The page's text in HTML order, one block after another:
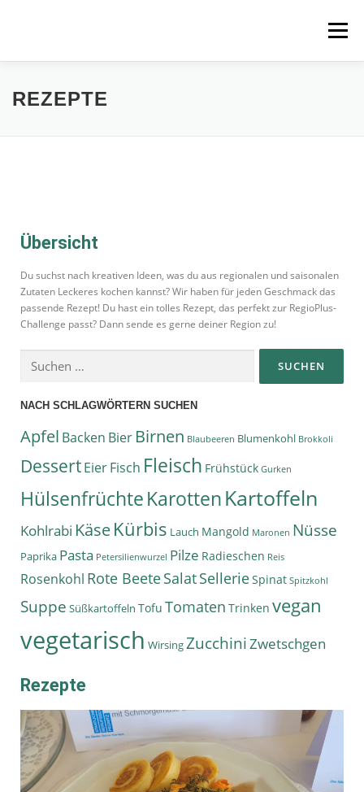
Menü
STARTSEITE
REZEPTE
Übersicht
Du suchst nach kreativen Ideen, was du aus regionalen und saisonalen
Zutaten Leckeres kochen kannst? Wir haben für jeden Geschmack das
passende Rezept! Du hast ein tolles Rezept, das perfekt zur RegioPlus-
Challenge passt? Dann sende es gerne deiner Region zu!
NACH SCHLAGWÖRTERN SUCHEN
Apfel Backen Bier Birnen Blaubeeren Blumenkohl Brokkoli
DessertEierFisch Fleisch Frühstück Gurken
HülsenfrüchteKarottenKartoffeln
Kohlrabi KäseKürbis Lauch Mangold Maronen Nüsse
Paprika Pasta Petersilienwurzel Pilze Radieschen Reis
Rosenkohl Rote BeeteSalatSellerieSpinat Spitzkohl
Suppe Süßkartoffeln Tofu Tomaten Trinken vegan
vegetarisch WirsingZucchiniZwetschgen
Rezepte